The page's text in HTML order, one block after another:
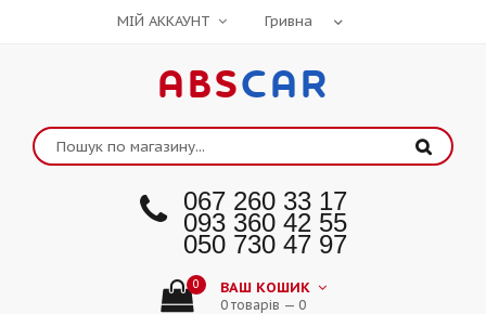
МІЙ АККАУНТ
ABSCAR
067 260 33 17
093 360 42 55
050 730 47 97
0 ВАШ КОШИК
0 товарів — 0